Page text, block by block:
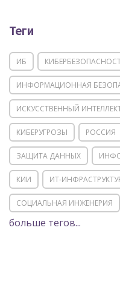
Теги
ИБ
ИНФОРМАЦИОННАЯ
ИСКУССТВЕННЫЙ
КИБЕРУГРОЗЫ РОССИЯ
ЗАЩИТА ДАННЫХ
КИИ ИТ-
СОЦИАЛЬНАЯ ИНЖЕНЕРИЯ
POSITIVE TECHNOLOGIES
больше тегов...